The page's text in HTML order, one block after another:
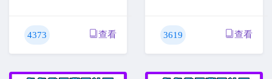
4373 查看 3619 查看